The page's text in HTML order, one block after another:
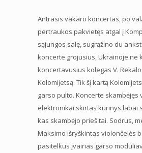
Antrasis vakaro koncertas, po
pertraukos pakvietęs atgal į
sąjungos salę, sugrąžino du
koncerte grojusius, Ukrainoje ne
koncertavusius kolegas V. Rekalo
Kolomijetsą. Tik šį kartą
garso pulto. Koncerte skambėjęs
elektronikai skirtas kūrinys labai
kas skambėjo prieš tai. Sodrus,
Maksimo išryškintas violončelės
pasitelkus įvairias garso